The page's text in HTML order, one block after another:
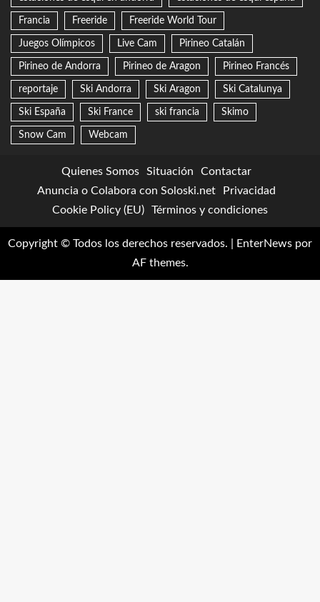
Francia Freeride Freeride World Tour
Juegos Olímpicos Live Cam Pirineo Catalán
Pirineo de Andorra Pirineo de Aragon Pirineo Francés
reportaje Ski Andorra Ski Aragon Ski Catalunya
Ski España Ski France ski francia Skimo
Snow Cam Webcam
Quienes Somos Situación
Contactar
Anuncia o Colabora con Soloski.net
Privacidad
Cookie Policy (EU)
Términos y condiciones
Copyright © Todos los derechos reservados. EnterNews por
AF themes.